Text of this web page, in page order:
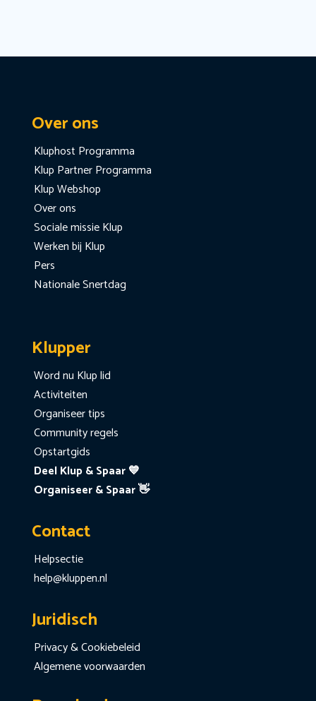
Over ons
Kluphost Programma
Klup Partner Programma
Klup Webshop
Over ons
Sociale missie Klup
Werken bij Klup
Pers
Nationale Snertdag
Klupper
Word nu Klup lid
Activiteiten
Organiseer tips
Community regels
Opstartgids
Deel Klup & Spaar 💙
Organiseer & Spaar 👋
Contact
Helpsectie
help@kluppen.nl
Juridisch
Privacy & Cookiebeleid
Algemene voorwaarden